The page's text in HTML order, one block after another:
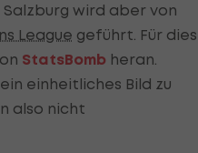
wird aber von
League geführt. Für
StatsBomb heran.
einheitliches Bild zu
also nicht